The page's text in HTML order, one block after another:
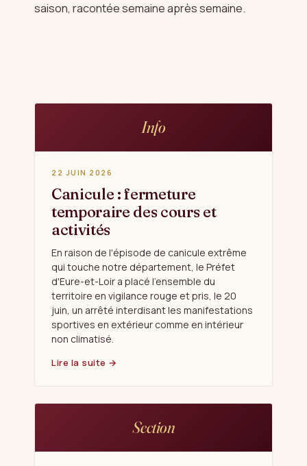
saison, racontée semaine après semaine.
Info
22 JUIN 2026
Canicule : fermeture
temporaire des cours et
activités
En raison de l'épisode de canicule extrême
qui touche notre département, le Préfet
d'Eure-et-Loir a placé l'ensemble du
territoire en vigilance rouge et pris, le 20
juin, un arrêté interdisant les manifestations
sportives en extérieur comme en intérieur
non climatisé.
Lire la suite →
Section